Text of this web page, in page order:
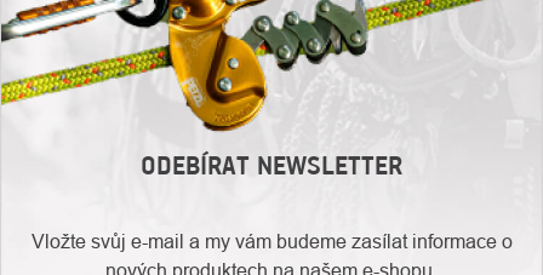
ODEBÍRAT NEWSLETTER
Vložte svůj e-mail a my vám budeme zasílat informace o